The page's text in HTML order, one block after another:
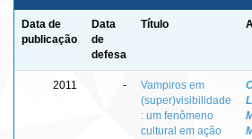
Data de
publicação
Data
de
defesa
Título
2011 -
Vampiros em
(super)visibilidade
: um fenômeno
cultural em ação